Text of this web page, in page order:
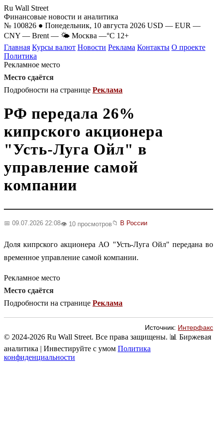
Ru Wall Street
Финансовые новости и аналитика
№ 100826 ● Понедельник, 10 августа 2026 USD — EUR —
CNY — Brent — 🌤 Москва —°C 12+
Главная Курсы валют Новости Реклама Контакты О проекте
Политика
Рекламное место
Место сдаётся
Подробности на странице Реклама
РФ передала 26%
кипрского акционера
"Усть-Луга Ойл" в
управление самой
компании
📅 09.07.2026 22:08👁️ 10 просмотров📁 В России
Доля кипрского акционера АО "Усть-Луга Ойл" передана во
временное управление самой компании.
Рекламное место
Место сдаётся
Подробности на странице Реклама
Источник: Интерфакс
© 2024-2026 Ru Wall Street. Все права защищены. 📊 Биржевая
аналитика | Инвестируйте с умом Политика
конфиденциальности